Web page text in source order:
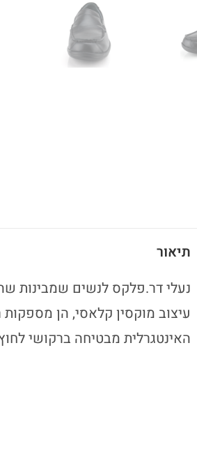
תיאור
נעלי דר.פלקס לנשים שמבינות
האינטגרלית מבטיחה ברקושי